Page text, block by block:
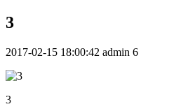
3
2017-02-15 18:00:42 admin 6
3